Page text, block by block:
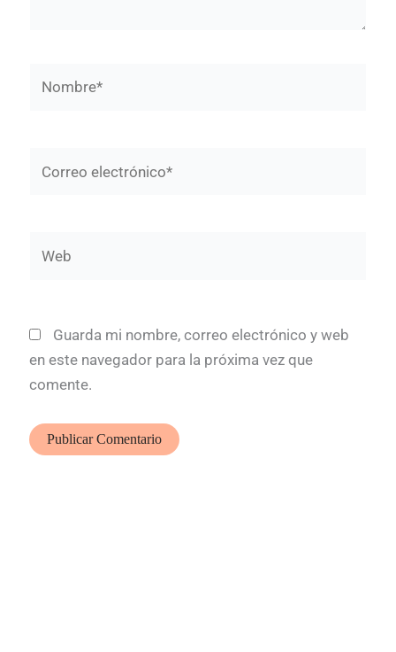
electrónico*
Guarda mi nombre, correo electrónico y web
en este navegador para la próxima vez que
comente.